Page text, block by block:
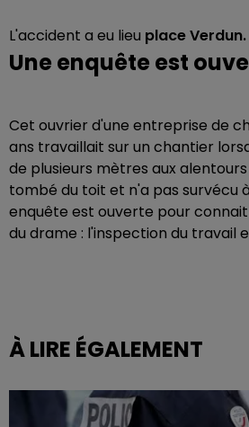
L'accident a eu lieu place Verdun.
Une enquête est
Cet ouvrier d'une entreprise de
ans travaillait sur un chantier
de plusieurs mètres aux alentours
tombé du toit et n'a pas survécu
enquête est ouverte pour
du drame : l'inspection du travail
À LIRE ÉGALEMENT